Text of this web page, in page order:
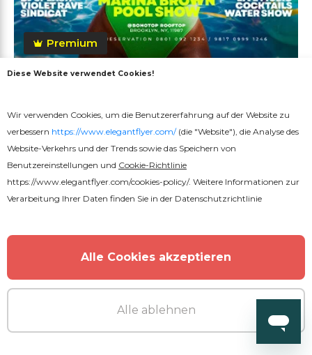
Premium
MEHR VOM AUTOR
Diese Website verwendet Cookies!
Wir verwenden Cookies, um die Benutzererfahrung auf der Website zu
verbessern https://www.elegantflyer.com/(die "Website"), die Analyse des
Website-Verkehrs und der Trends sowie das Speichern von
Benutzereinstellungen und Cookie-Richtlinie
https://www.elegantflyer.com/cookies-policy/. Weitere Informationen zur
Verarbeitung Ihrer Daten finden Sie in der Datenschutzrichtlinie
Alle Cookies akzeptieren
Alle ablehnen